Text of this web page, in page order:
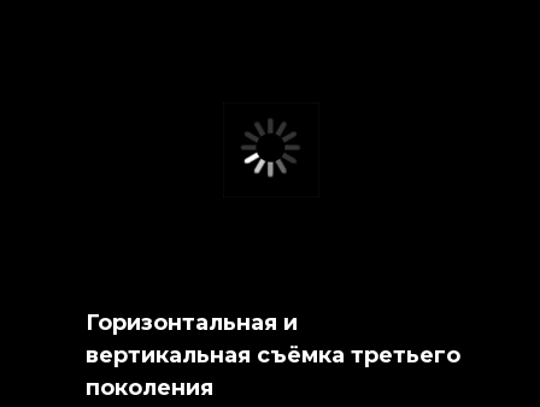
Горизонтальная и
вертикальная съёмка третьего
поколения